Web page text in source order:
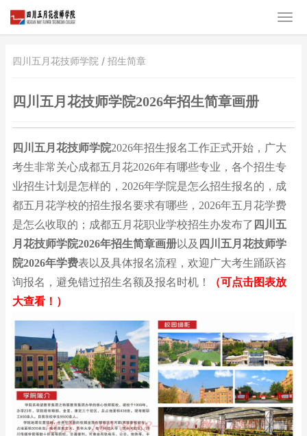
四川五月花技师学院 / 招生简章
四川五月花技师学院2026年招生简章画册
四川五月花技师学院2026年招生报名工作正式开始， 广大
考生非常关心成都五月花2026年有哪些专业，各个招生专
业招生计划是怎样的，2026年学院是怎么招生报名的，成
都五月花学校的招生报名要求有哪些，2026年五月花学费
是怎么收取的；成都五月花职业学校招生办发布了 四川五
月花技师学院2026年招生简章画册以及 四川五月花技师学
院2026年学费表以及具体报名流程，欢迎广大考生踊跃咨
询报名，避免错过招生名额及报名时机！
（可点击图表放
大查看！）